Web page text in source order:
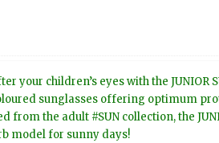
your children’s eyes with the JUNIOR
sunglasses offering optimum
from the adult #SUN collection, the
model for sunny days!